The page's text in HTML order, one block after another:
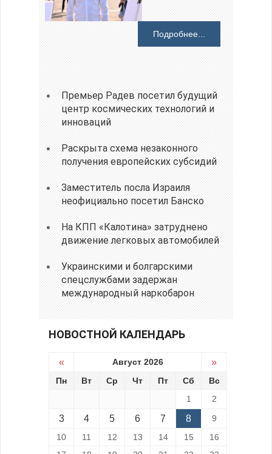
Подробнее...
Премьер Радев посетил будущий
центр космических технологий и
инноваций
Раскрыта схема незаконного
получения европейских субсидий
Заместитель посла Израиля
неофициально посетил Банско
На КПП «Калотина» затруднено
движение легковых автомобилей
Украинскими и болгарскими
спецслужбами задержан
международный наркобарон
НОВОСТНОЙ КАЛЕНДАРЬ
« Август 2026 »
Пн Вт Ср Чт Пт Сб
Вс
1
2
3 4 5 6 7 8
9
10
11 12 13 14 15
16